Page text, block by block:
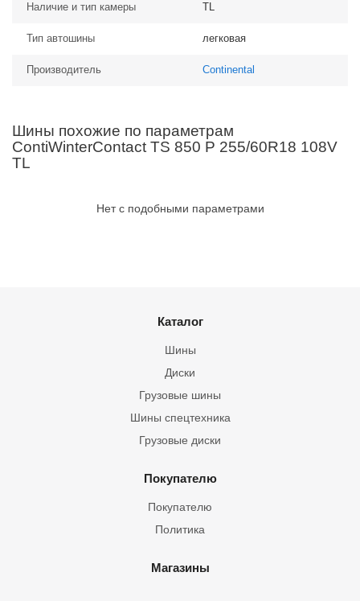
Наличие и тип камеры TL
Тип автошины легковая
Производитель Continental
Шины похожие по параметрам
ContiWinterContact TS 850 P 255/60R18 108V
TL
Нет с подобными параметрами
Каталог
Шины
Грузовые шины
Шины спецтехника
Диски
Грузовые диски
Покупателю
Покупателю
Политика
Магазины